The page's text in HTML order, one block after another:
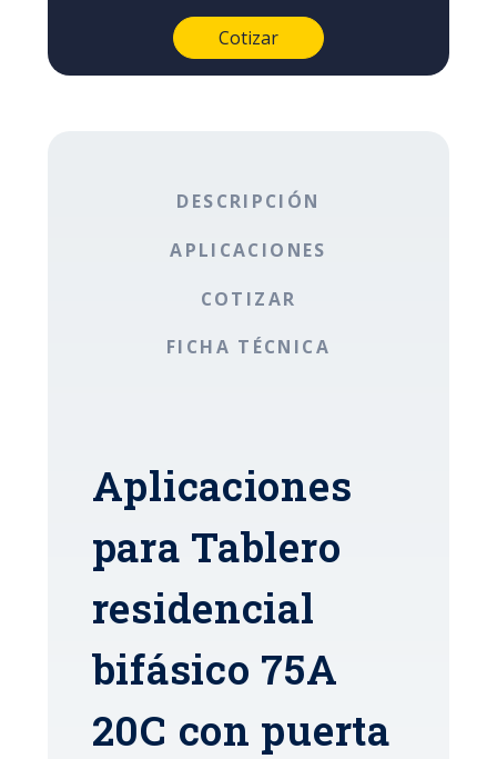
DESCRIPCIÓN
APLICACIONES
COTIZAR
FICHA TÉCNICA
Aplicaciones
para Tablero
residencial
bifásico 75A
20C con puerta